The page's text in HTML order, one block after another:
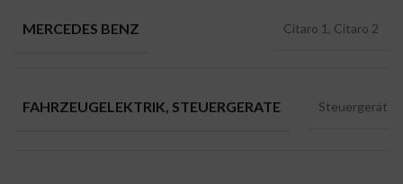
MERCEDES BENZ Citaro 1, Citaro 2
FAHRZEUGELEKTRIK, STEUERGERATE Steuergerät